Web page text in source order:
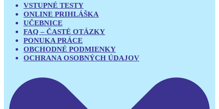
VSTUPNÉ TESTY
ONLINE PRIHLÁŠKA
UČEBNICE
FAQ – ČASTÉ OTÁZKY
PONUKA PRÁCE
OBCHODNÉ PODMIENKY
OCHRANA OSOBNÝCH ÚDAJOV